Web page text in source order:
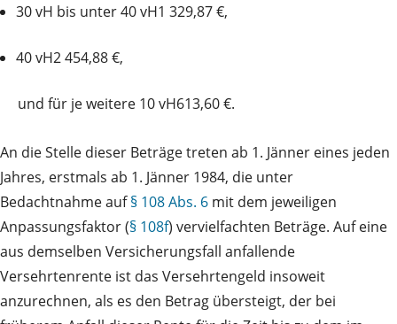
30 vH bis unter 40 vH1 329,87 €,
40 vH2 454,88 €,
und für je weitere 10 vH613,60 €.
An die Stelle dieser Beträge treten ab 1. Jänner eines jeden
Jahres, erstmals ab 1. Jänner 1984, die unter
Bedachtnahme auf§ 108 Abs. 6 mit dem jeweiligen
Anpassungsfaktor (§ 108f) vervielfachten Beträge. Auf eine
aus demselben Versicherungsfall anfallende
Versehrtenrente ist das Versehrtengeld insoweit
anzurechnen, als es den Betrag übersteigt, der bei